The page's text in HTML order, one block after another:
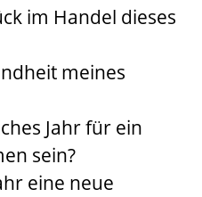
im Handel dieses
meines
Jahr für ein
sein?
eine neue